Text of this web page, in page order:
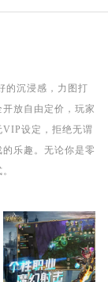
的沉浸感，力图打
放自由定价，玩家
VIP设定，拒绝无谓
乐趣。无论你是零